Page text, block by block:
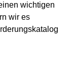
wichtigen
wir es